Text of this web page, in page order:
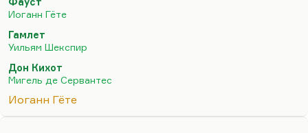
raison d'etre — это его профессионализм, его
понимает. Фаустианский персонаж — это
персонаж, который понял, что мир лежит во зле;
который понял, что контракт на труд находится в
руках Мефистофеля, так что если хочешь
работать, тебе надо каким-то образом решиться:
Иоганн Гёте
Гамлет
Уильям Шекспир
Дон Кихот
Мигель де Сервантес
Иоганн Гёте